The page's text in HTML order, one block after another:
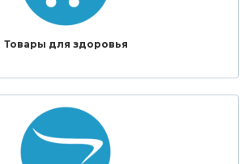
Товары для здоровья